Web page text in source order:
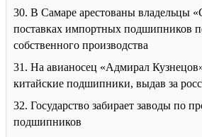
30. В Самаре арестованы владельцы
поставках импортных подшипников
собственного производства
31. На авианосец «Адмирал
китайские подшипники, выдав за
32. Государство забирает заводы по
подшипников